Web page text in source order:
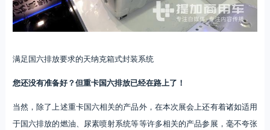
满足国六排放要求的天纳克箱式封装系统
您还没有准备好？但重卡国六排放已经在路上了！
当然，除了上述重卡国六相关的产品外，在本次展会上还有着诸如适用
于国六排放的燃油、尿素喷射系统等等许多相关的产品参展，毫不夸张